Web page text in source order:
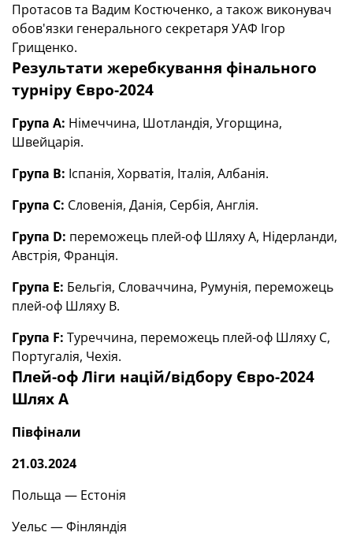
Протасов та Вадим Костюченко, а також виконувач
обов'язки генерального секретаря УАФ Ігор
Грищенко.
Результати жеребкування фінального
турніру Євро-2024
Група А: Німеччина, Шотландія, Угорщина,
Швейцарія.
Група В: Іспанія, Хорватія, Італія, Албанія.
Група С: Словенія, Данія, Сербія, Англія.
Група D: переможець плей-оф Шляху А, Нідерланди,
Австрія, Франція.
Група Е: Бельгія, Словаччина, Румунія, переможець
плей-оф Шляху В.
Група F: Туреччина, переможець плей-оф Шляху С,
Португалія, Чехія.
Плей-оф Ліги націй/відбору Євро-2024
Шлях А
Півфінали
21.03.2024
Польща — Естонія
Уельс — Фінляндія